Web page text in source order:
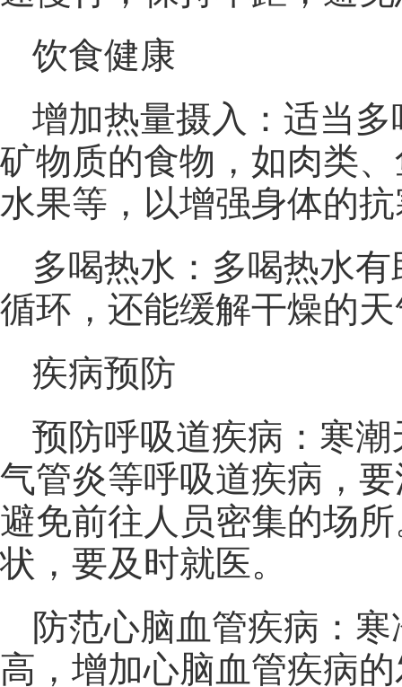
饮食健康
增加热量摄入：适当
矿物质的食物，如肉类
水果等，以增强身体的
多喝热水：多喝热水
循环，还能缓解干燥的
疾病预防
预防呼吸道疾病：寒
气管炎等呼吸道疾病，
避免前往人员密集的场
状，要及时就医。
防范心脑血管疾病：
高，增加心脑血管疾病